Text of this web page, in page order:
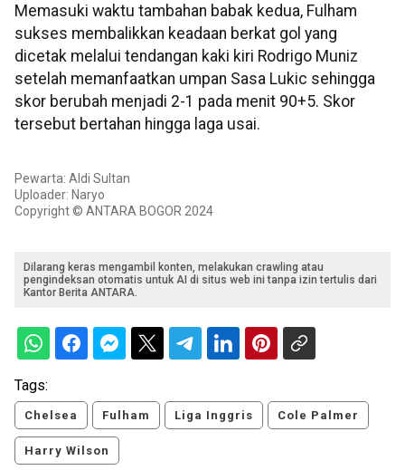
Memasuki waktu tambahan babak kedua, Fulham
sukses membalikkan keadaan berkat gol yang
dicetak melalui tendangan kaki kiri Rodrigo Muniz
setelah memanfaatkan umpan Sasa Lukic sehingga
skor berubah menjadi 2-1 pada menit 90+5. Skor
tersebut bertahan hingga laga usai.
Pewarta: Aldi Sultan
Uploader: Naryo
Copyright © ANTARA BOGOR 2024
Dilarang keras mengambil konten, melakukan crawling atau
pengindeksan otomatis untuk AI di situs web ini tanpa izin tertulis dari
Kantor Berita ANTARA.
Tags:
Chelsea Fulham Liga Inggris Cole Palmer
Harry Wilson